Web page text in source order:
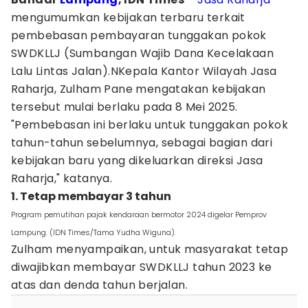
mengumumkan kebijakan terbaru terkait
pembebasan pembayaran tunggakan pokok
SWDKLLJ (Sumbangan Wajib Dana Kecelakaan
Lalu Lintas Jalan).NKepala Kantor Wilayah Jasa
Raharja, Zulham Pane mengatakan kebijakan
tersebut mulai berlaku pada 8 Mei 2025.
"Pembebasan ini berlaku untuk tunggakan pokok
tahun-tahun sebelumnya, sebagai bagian dari
kebijakan baru yang dikeluarkan direksi Jasa
Raharja," katanya.
1. Tetap membayar 3 tahun
Program pemutihan pajak kendaraan bermotor 2024 digelar Pemprov
Lampung. (IDN Times/Tama Yudha Wiguna).
Zulham menyampaikan, untuk masyarakat tetap
diwajibkan membayar SWDKLLJ tahun 2023 ke
atas dan denda tahun berjalan.